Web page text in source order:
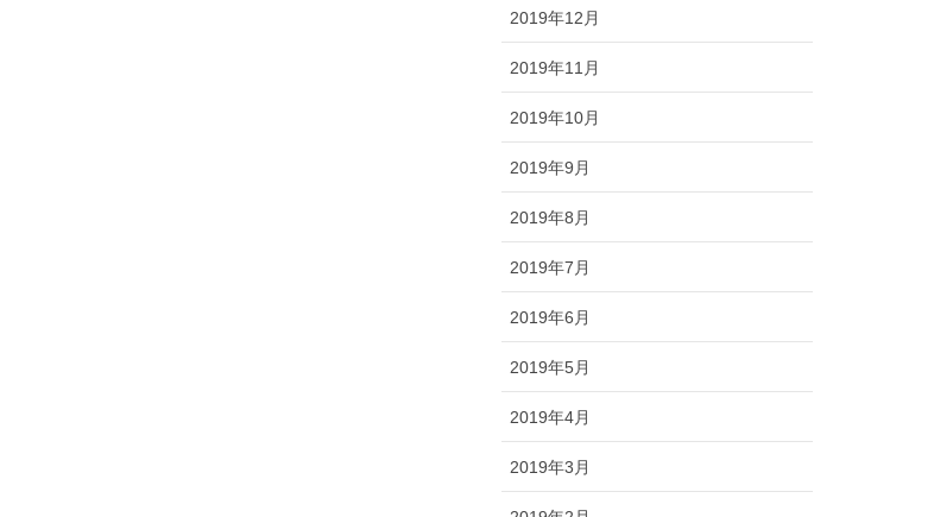
2019年12月
2019年11月
2019年10月
2019年9月
2019年8月
2019年7月
2019年6月
2019年5月
2019年4月
2019年3月